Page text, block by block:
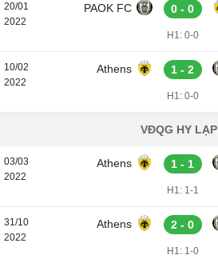
20/01
2022
PAOK FC 0 - 0
H1: 0-0
10/02
2022
Athens 1 - 2
H1: 0-0
VĐQG HY LẠP
03/03
2022
Athens 1 - 1
H1: 1-1
31/10
2022
Athens 2 - 0
H1: 1-0